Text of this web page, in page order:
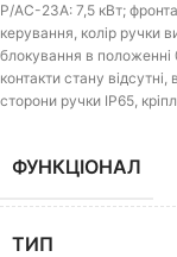
P/AC-23А: 7,5 кВт;
керування, колір ручки
блокування в положенні
контакти стану
сторони ручки IP65,
ФУНКЦІОНАЛ
ТИП